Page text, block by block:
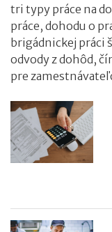
tri typy práce na
práce, dohodu o
brigádnickej práci
odvody z dohôd,
pre